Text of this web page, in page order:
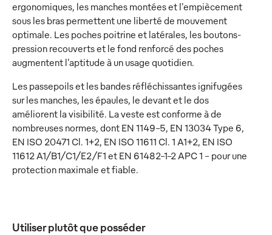
ergonomiques, les manches montées et l'empiècement
sous les bras permettent une liberté de mouvement
optimale. Les poches poitrine et latérales, les boutons-
pression recouverts et le fond renforcé des poches
augmentent l'aptitude à un usage quotidien.
Les passepoils et les bandes réfléchissantes ignifugées
sur les manches, les épaules, le devant et le dos
améliorent la visibilité. La veste est conforme à de
nombreuses normes, dont EN 1149-5, EN 13034 Type 6,
EN ISO 20471 Cl. 1+2, EN ISO 11611 Cl. 1 A1+2, EN ISO
11612 A1/B1/C1/E2/F1 et EN 61482-1-2 APC 1 - pour une
protection maximale et fiable.
Utiliser plutôt que posséder